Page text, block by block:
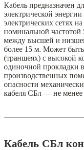
Кабель предназначен
электрической
электрических сетях
номинальной частотой
между высшей и
более 15 м. Может быть
(траншеях) с высокой
одиночной прокладки
производственных
опасности
кабеля СБл — не менее
Кабель СБл